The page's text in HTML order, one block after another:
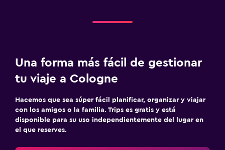
Una forma más fácil de gestionar
tu viaje a Cologne
Hacemos que sea súper fácil planificar, organizar y viajar
con los amigos o la familia. Trips es gratis y está
disponible para su uso independientemente del lugar en
el que reserves.